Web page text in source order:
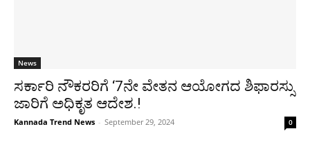
News
ಸರ್ಕಾರಿ ನೌಕರರಿಗೆ ‘7ನೇ ವೇತನ ಆಯೋಗದ ಶಿಫಾರಸ್ಸು
ಜಾರಿಗೆ ಅಧಿಕೃತ ಆದೇಶ.!
Kannada Trend News - September 29, 2024 0